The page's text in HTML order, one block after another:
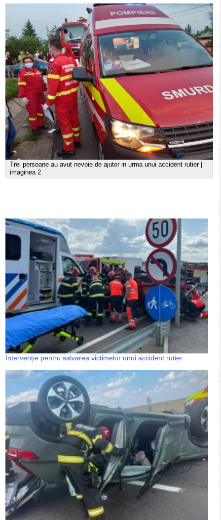
Trei persoane au avut nevoie de ajutor in urma unui accident rutier |
imaginea 2
Intervenție pentru salvarea victimelor unui accident rutier